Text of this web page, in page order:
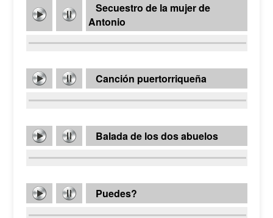
Secuestro de la mujer de
Antonio
Canción puertorriqueña
Balada de los dos abuelos
Puedes?